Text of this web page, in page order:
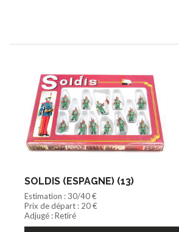
SOLDIS (ESPAGNE) (13)
Estimation : 30/40 €
Prix de départ : 20 €
Adjugé : Retiré